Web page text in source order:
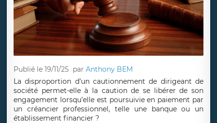
Publié le 19/11/25 parAnthony BEM
La disproportion d’un cautionnement de dirigeant de
société permet-elle à la caution de se libérer de son
engagement lorsqu’elle est poursuivie en paiement par
un créancier professionnel, telle une banque ou un
établissement financier ?